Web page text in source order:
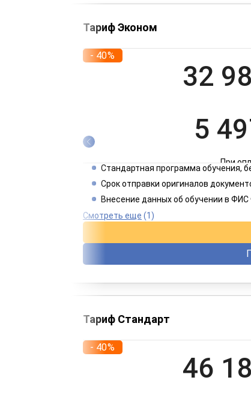
Тариф Эконом
- 40%
32
5
При
2
Стандартная программа обучения,
Срок отправки оригиналов
Внесение данных об обучении в
Смотреть еще (1)
Тариф Стандарт
- 40%
46